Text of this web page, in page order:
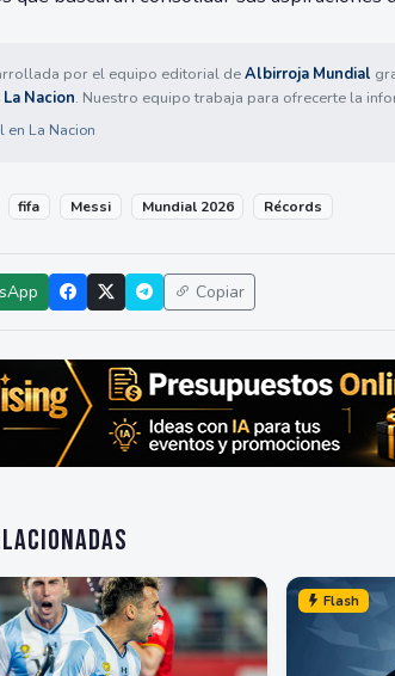
por el equipo editorial deAlbirroja Mundial
La Nacion. Nuestro equipo trabaja para ofrecerte la
en La Nacion
fifa Messi Mundial 2026 Récords
Copiar
Flash